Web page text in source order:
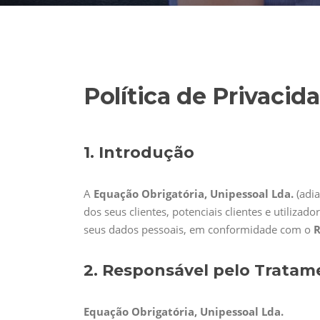
Política de
1. Introdução
A Equação Obrigatória, Unipessoal Lda.
dos seus clientes, potenciais clientes e
seus dados pessoais, em conformidade com o
2. Responsável pelo
Equação Obrigatória, Unipessoal Lda.